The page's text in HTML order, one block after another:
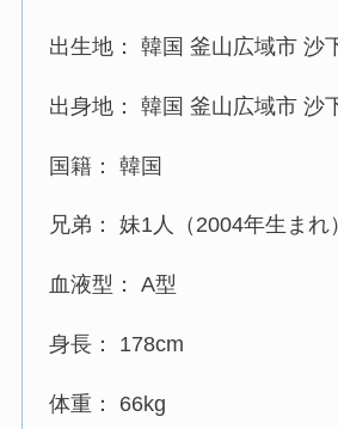
出生地： 韓国 釜山広域市 沙
出身地： 韓国 釜山広域市 沙
国籍： 韓国
兄弟： 妹1人（2004年生まれ
血液型： A型
身長： 178cm
体重： 66kg